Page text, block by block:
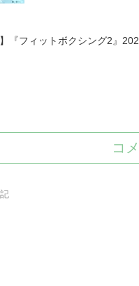
】『フィットボクシング2』
コ